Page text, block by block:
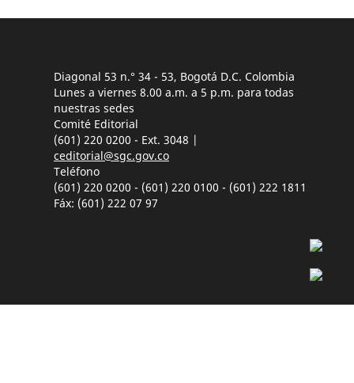
Diagonal 53 n.° 34 - 53, Bogotá D.C. Colombia
Lunes a viernes 8.00 a.m. a 5 p.m. para todas
nuestras sedes
Comité Editorial
(601) 220 0200 - Ext. 3048 |
ceditorial@sgc.gov.co
Teléfono
(601) 220 0200 - (601) 220 0100 - (601) 222 1811
Fáx: (601) 222 07 97